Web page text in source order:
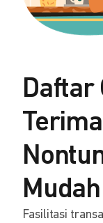
Daftar
Mudah
Fasilitasi